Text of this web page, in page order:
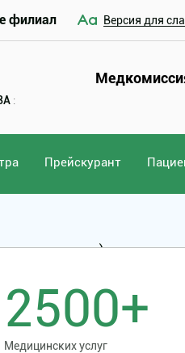
филиал Версия для
:
Прейскурант
поражения)
2500+
Медицинских услуг